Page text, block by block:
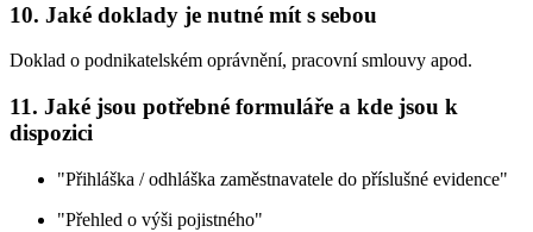
10. Jaké doklady je nutné mít s sebou
Doklad o podnikatelském oprávnění, pracovní smlouvy apod.
11. Jaké jsou potřebné formuláře a kde jsou k
dispozici
"Přihláška / odhláška zaměstnavatele do příslušné evidence"
"Přehled o výši pojistného"